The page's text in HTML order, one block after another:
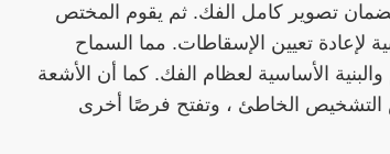
دوران 360 درجة لضمان تصوير كامل الفك. ثم يقوم المختص
لإعادة تعيين الإسقاطات. مما السماح
الأساسية لعظام الفك. كما أن الأشعة
التشخيص الخاطئ ، وتفتح فرصًا أخرى